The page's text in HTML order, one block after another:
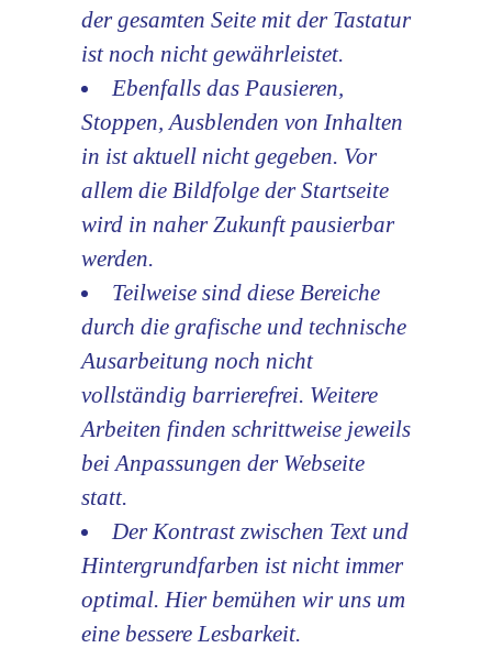
der gesamten Seite mit der Tastatur
ist noch nicht gewährleistet.
Ebenfalls das Pausieren,
Stoppen, Ausblenden von Inhalten
in ist aktuell nicht gegeben. Vor
allem die Bildfolge der Startseite
wird in naher Zukunft pausierbar
werden.
Teilweise sind diese Bereiche
durch die grafische und technische
Ausarbeitung noch nicht
vollständig barrierefrei. Weitere
Arbeiten finden schrittweise jeweils
bei Anpassungen der Webseite
statt.
Der Kontrast zwischen Text und
Hintergrundfarben ist nicht immer
optimal. Hier bemühen wir uns um
eine bessere Lesbarkeit.